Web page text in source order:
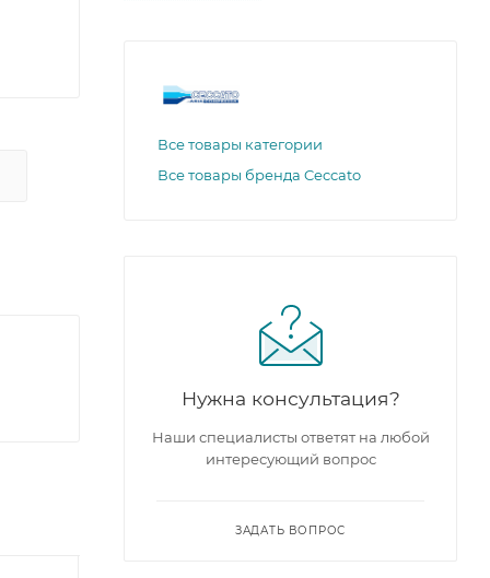
Все товары категории
Все товары бренда Ceccato
Нужна консультация?
Наши специалисты ответят на любой
интересующий вопрос
ЗАДАТЬ ВОПРОС